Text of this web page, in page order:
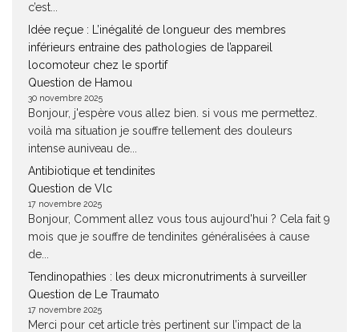
c’est...
Idée reçue : L’inégalité de longueur des membres
inférieurs entraine des pathologies de l’appareil
locomoteur chez le sportif
Question de Hamou
30 novembre 2025
Bonjour, j'espère vous allez bien. si vous me permettez.
voilà ma situation je souffre tellement des douleurs
intense auniveau de...
Antibiotique et tendinites
Question de Vlc
17 novembre 2025
Bonjour, Comment allez vous tous aujourd'hui ? Cela fait 9
mois que je souffre de tendinites généralisées à cause
de...
Tendinopathies : les deux micronutriments à surveiller
Question de Le Traumato
17 novembre 2025
Merci pour cet article très pertinent sur l’impact de la